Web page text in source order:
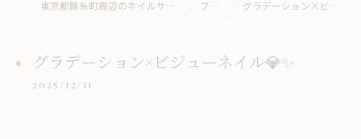
東京都錦糸町周辺のネイルサロンならneroria nail ブログ グラデーション×ビジューネイル💎✨
グラデーション×ビジューネイル💎✨
2025/12/11